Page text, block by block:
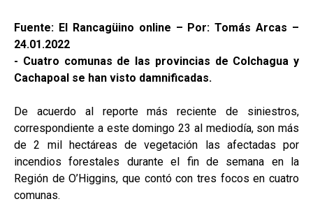
Fuente: El Rancagüino online – Por: Tomás Arcas –
24.01.2022
- Cuatro comunas de las provincias de Colchagua y
Cachapoal se han visto damnificadas.
De acuerdo al reporte más reciente de siniestros,
correspondiente a este domingo 23 al mediodía, son más
de 2 mil hectáreas de vegetación las afectadas por
incendios forestales durante el fin de semana en la
Región de O’Higgins, que contó con tres focos en cuatro
comunas.